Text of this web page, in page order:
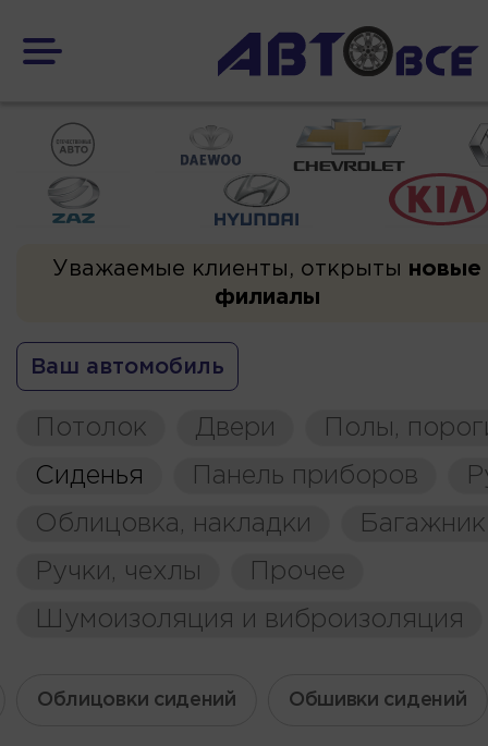
Уважаемые клиенты, открыты новые
филиалы
Ваш автомобиль
Потолок Двери
Полы,
Сиденья
Панель приборов
Облицовка, накладки
Багажник
Ручки, чехлы
Прочее
Шумоизоляция и виброизоляция
Облицовки сидений Обшивки сидений